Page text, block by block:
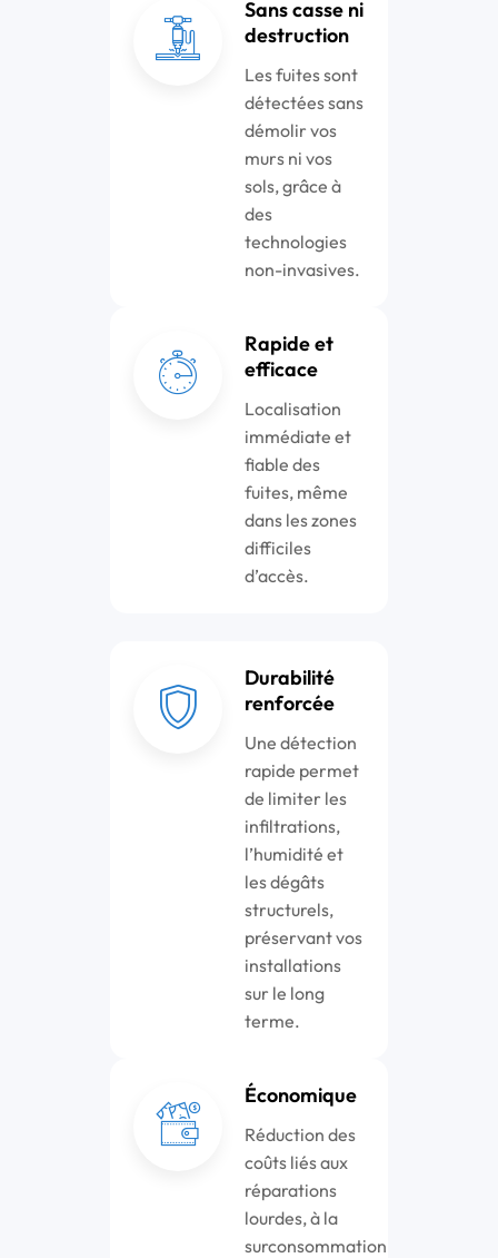
Sans casse ni
destruction
Les fuites sont
détectées sans
démolir vos
murs ni vos
sols, grâce à
des
technologies
non-invasives.
Rapide et
efficace
Localisation
immédiate et
fiable des
fuites, même
dans les zones
difficiles
d’accès.
Durabilité
renforcée
Une détection
rapide permet
de limiter les
infiltrations,
l’humidité et
les dégâts
structurels,
préservant vos
installations
sur le long
terme.
Économique
Réduction des
coûts liés aux
réparations
lourdes, à la
surconsommation